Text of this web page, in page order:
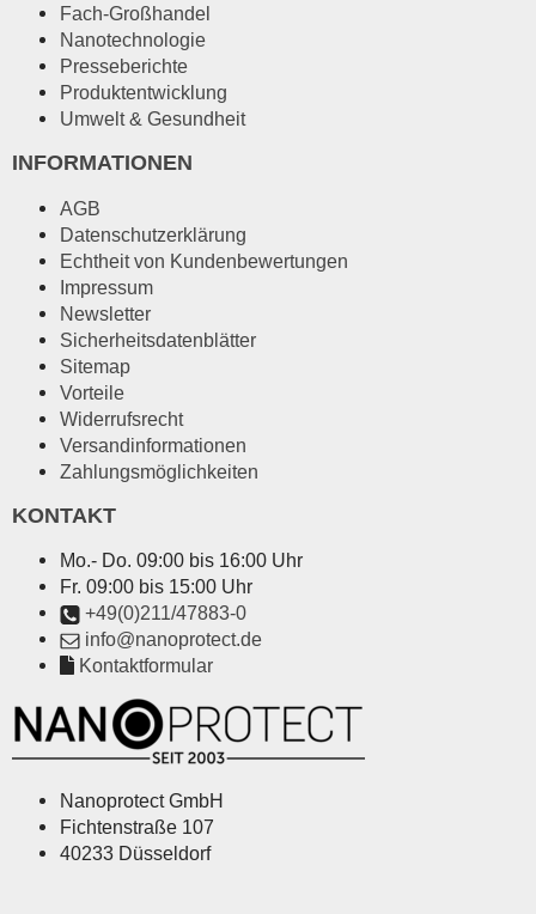
Fach-Großhandel
Nanotechnologie
Presseberichte
Produktentwicklung
Umwelt & Gesundheit
INFORMATIONEN
AGB
Datenschutzerklärung
Echtheit von Kundenbewertungen
Impressum
Newsletter
Sicherheitsdatenblätter
Sitemap
Vorteile
Widerrufsrecht
Versandinformationen
Zahlungsmöglichkeiten
KONTAKT
Mo.- Do. 09:00 bis 16:00 Uhr
Fr. 09:00 bis 15:00 Uhr
+49(0)211/47883-0
info@nanoprotect.de
Kontaktformular
Nanoprotect GmbH
Fichtenstraße 107
40233 Düsseldorf